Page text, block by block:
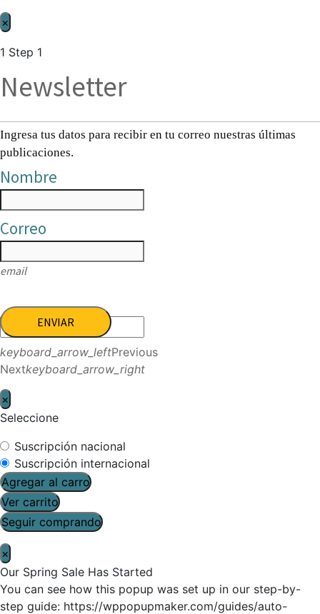
×
1 Step 1
Newsletter
Ingresa tus datos para recibir en tu correo nuestras últimas
publicaciones.
Nombre
Correo
email
ENVIAR
keyboard_arrow_leftPrevious
Nextkeyboard_arrow_right
×
Seleccione
Suscripción nacional
Suscripción internacional
Agregar al carro
Ver carrito
Seguir comprando
×
Our Spring Sale Has Started
You can see how this popup was set up in our step-by-
step guide: https://wppopupmaker.com/guides/auto-